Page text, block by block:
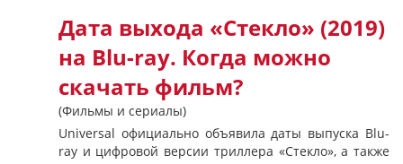
Дата выхода «Стекло» (2019)
на Blu-ray. Когда можно
скачать фильм?
(Фильмы и сериалы)
Universal официально объявила даты выпуска Blu-
ray и цифровой версии триллера «Стекло», а также